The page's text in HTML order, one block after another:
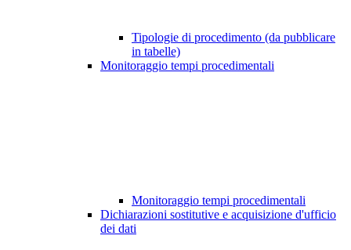
Tipologie di procedimento (da pubblicare
in tabelle)
Monitoraggio tempi procedimentali
Monitoraggio tempi procedimentali
Dichiarazioni sostitutive e acquisizione d'ufficio
dei dati